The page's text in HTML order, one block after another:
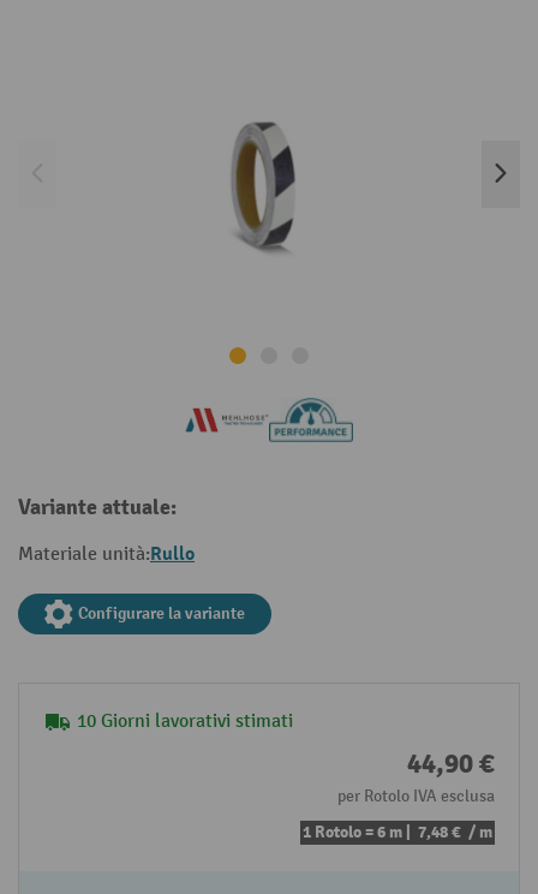
Variante attuale:
Materiale unità:Rullo
Configurare la variante
10 Giorni lavorativi stimati
44,90 €
per Rotolo IVA esclusa
1 Rotolo = 6 m | 7,48 € / m